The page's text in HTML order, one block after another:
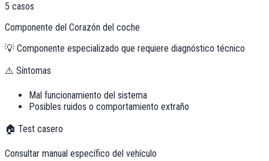
5 casos
Componente del Corazón del coche
💡 Componente especializado que requiere diagnóstico técnico
⚠️ Síntomas
Mal funcionamiento del sistema
Posibles ruidos o comportamiento extraño
🏠 Test casero
Consultar manual específico del vehículo